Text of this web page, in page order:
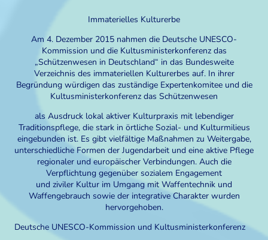
Immaterielles Kulturerbe
Am 4. Dezember 2015 nahmen die Deutsche UNESCO-
Kommission und die Kultusministerkonferenz das
„Schützenwesen in Deutschland“ in das Bundesweite
Verzeichnis des immateriellen Kulturerbes auf. In ihrer
Begründung würdigen das zuständige Expertenkomitee und die
Kultusministerkonferenz das Schützenwesen
als Ausdruck lokal aktiver Kulturpraxis mit lebendiger
Traditionspflege, die stark in örtliche Sozial- und Kulturmilieus
eingebunden ist. Es gibt vielfältige Maßnahmen zu Weitergabe,
unterschiedliche Formen der Jugendarbeit und eine aktive Pflege
regionaler und europäischer Verbindungen. Auch die
Verpflichtung gegenüber sozialem Engagement
und ziviler Kultur im Umgang mit Waffentechnik und
Waffengebrauch sowie der integrative Charakter wurden
hervorgehoben.
Deutsche UNESCO-Kommission und Kultusministerkonferenz